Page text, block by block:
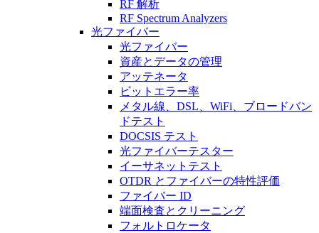
RF 解析
RF Spectrum Analyzers
光ファイバー
光ファイバー
資産とデータの管理
アッテネータ
ビットエラー率
メタル線、DSL、WiFi、ブロードバン
ドテスト
DOCSIS テスト
光ファイバーテスター
イーサネットテスト
OTDR とファイバーの特性評価
ファイバー ID
端面検査とクリーニング
フォルトロケータ